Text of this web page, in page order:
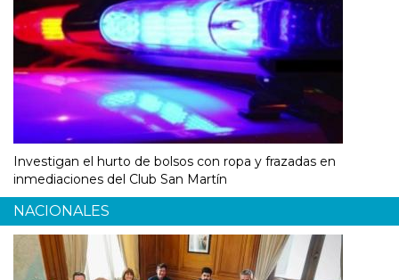
Investigan el hurto de bolsos con ropa y frazadas en
inmediaciones del Club San Martín
NACIONALES